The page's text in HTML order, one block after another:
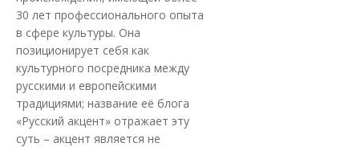
30 лет профессионального опыта
в сфере культуры. Она
позиционирует себя как
культурного посредника между
русскими и европейскими
традициями; название её блога
«Русский акцент» отражает эту
суть – акцент является не